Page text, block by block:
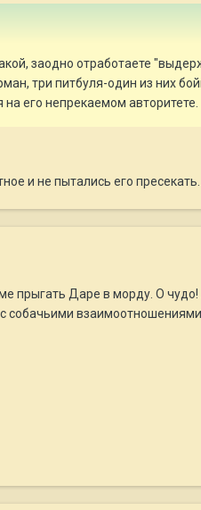
заодно отработаете
три питбуля-один из них
его непрекаемом авторитете.
и не пытались его
прыгать Даре в морду. О
собачьими